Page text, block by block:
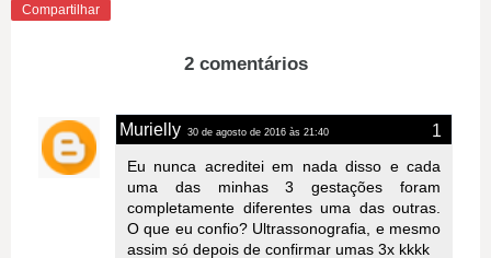
Compartilhar
2 comentários
Murielly 30 de agosto de 2016 às 21:40
Eu nunca acreditei em nada disso e cada
uma das minhas 3 gestações foram
completamente diferentes uma das outras.
O que eu confio? Ultrassonografia, e mesmo
assim só depois de confirmar umas 3x kkkk